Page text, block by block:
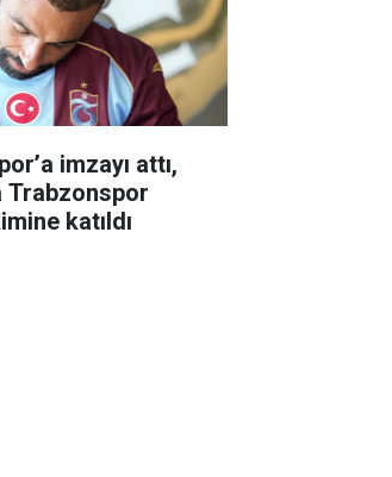
imzayı attı,
Trabzonspor
katıldı